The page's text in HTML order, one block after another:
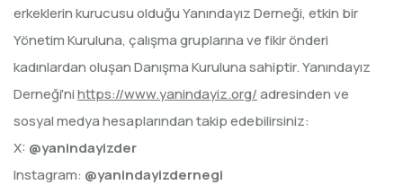
erkeklerin kurucusu olduğu Yanındayız Derneği, etkin bir
Yönetim Kuruluna, çalışma gruplarına ve fikir önderi
kadınlardan oluşan Danışma Kuruluna sahiptir. Yanındayız
Derneği'nihttps://www.yanindayiz.org/adresinden ve
sosyal medya hesaplarından takip edebilirsiniz:
X: @yanindayizder
Instagram: @yanindayizdernegi